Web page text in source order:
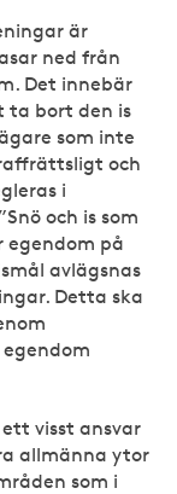
är
ned från
Det innebär
ta bort den is
som inte
och
i
och is som
egendom på
avlägsnas
Detta ska
visst ansvar
allmänna ytor
som i